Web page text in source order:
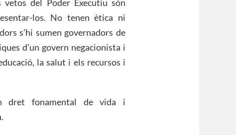
del Poder Executiu són
los. No tenen ètica ni
s’hi sumen governadors de
d’un govern negacionista i
la salut i els recursos i
dret fonamental de vida i